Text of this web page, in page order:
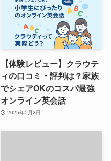
【体験レビュー】クラウテ
ィの口コミ・評判は？家族
でシェアOKのコスパ最強
オンライン英会話
2025年5月2日